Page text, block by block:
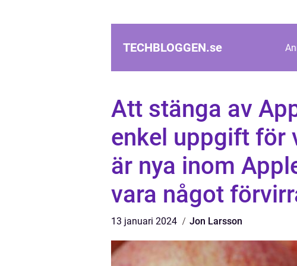
TECHBLOGGEN.se
Att stänga av
enkel uppgift för
är nya inom
vara något
13 januari 2024 Jon Larsson